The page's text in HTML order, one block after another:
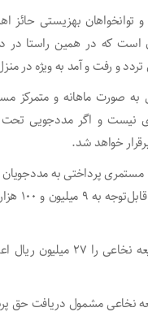
توانخواهان بهزیستی حائز
و رفت و آمد به ویژه در
به صورت ماهانه و متمرکز
نیست و اگر مددجویی
خواهد شد.
گفته مدیرکل بهزیستی گلستان؛ در سال ۱۴۰۰،
و ۵۰۰
طاهری‌زاده میزان حق پرستاری
نخاعی مشمول دریافت حق